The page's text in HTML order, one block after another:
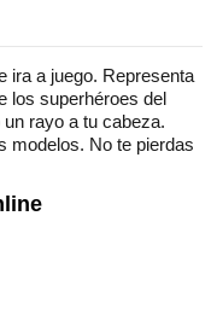
ira a juego. Representa
los superhéroes del
rayo a tu cabeza.
modelos. No te pierdas